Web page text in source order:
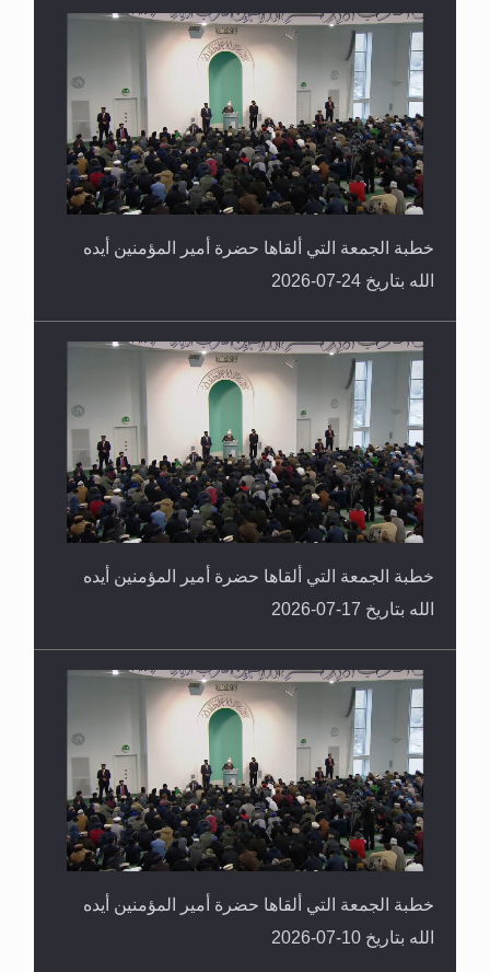
خطبة الجمعة التي ألقاها حضرة أمير المؤمنين أيده
الله بتاريخ 24-07-2026
خطبة الجمعة التي ألقاها حضرة أمير المؤمنين أيده
الله بتاريخ 17-07-2026
خطبة الجمعة التي ألقاها حضرة أمير المؤمنين أيده
الله بتاريخ 10-07-2026